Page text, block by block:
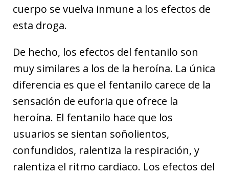
cuerpo se vuelva inmune a los efectos de
esta droga.
De hecho, los efectos del fentanilo son
muy similares a los de la heroína. La única
diferencia es que el fentanilo carece de la
sensación de euforia que ofrece la
heroína. El fentanilo hace que los
usuarios se sientan soñolientos,
confundidos, ralentiza la respiración, y
ralentiza el ritmo cardiaco. Los efectos del